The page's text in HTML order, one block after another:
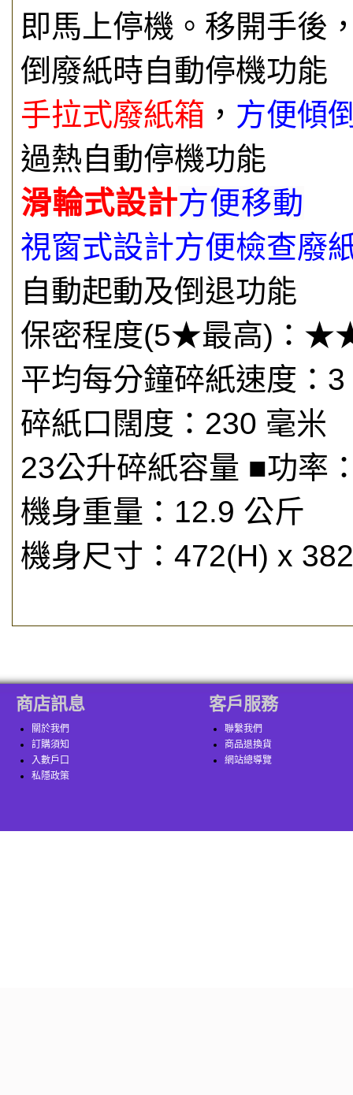
即馬上停機。移開手後
倒廢紙時自動停機功能
手拉式廢紙箱 ， 方便傾
過熱自動停機功能
滑輪式設計方便移動
視窗式設計方便檢查廢
自動起動及倒退功能
保密程度(5★最高)：
平均每分鐘碎紙速度：3
碎紙口闊度：230 毫米
23公升碎紙容量 ■功率
機身重量：12.9 公斤
機身尺寸：472(H) x
商店訊息
關於我們
訂購須知
入數戶口
私隱政策
客戶服務
聯繫我們
商品退換貨
網站總導覽